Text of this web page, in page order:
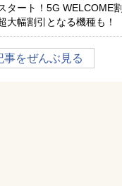
タート！5G WELCOME割
大幅割引となる機種も！
事をぜんぶ見る